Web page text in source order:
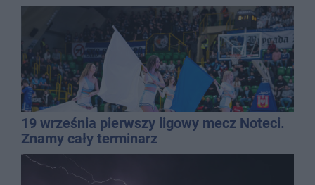
19 września pierwszy ligowy mecz Noteci.
Znamy cały terminarz